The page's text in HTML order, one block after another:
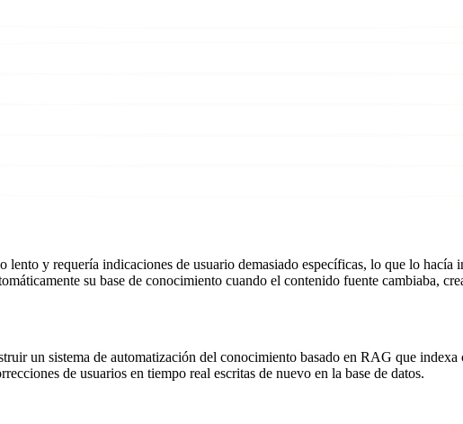
y requería indicaciones de usuario demasiado específicas, lo que lo hacía
su base de conocimiento cuando el contenido fuente cambiaba,
un sistema de automatización del conocimiento basado en RAG que
de usuarios en tiempo real escritas de nuevo en la base de datos.